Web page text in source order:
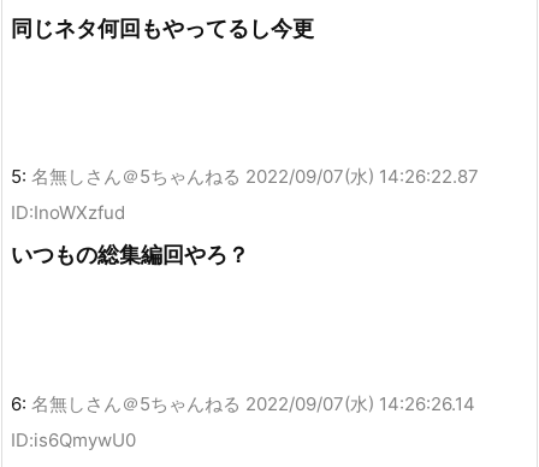
同じネタ何回もやってるし今更
5: 名無しさん＠5ちゃんねる 2022/09/07(水) 14:26:22.87
ID:InoWXzfud
いつもの総集編回やろ？
6: 名無しさん＠5ちゃんねる 2022/09/07(水) 14:26:26.14
ID:is6QmywU0